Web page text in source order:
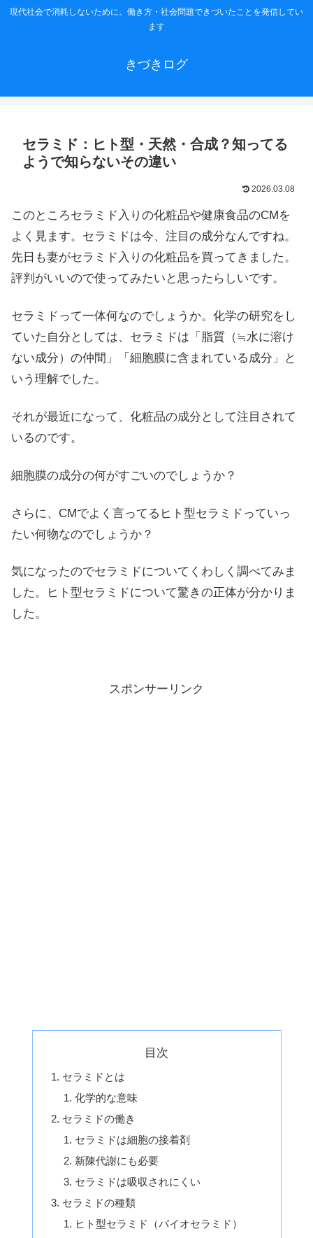
現代社会で消耗しないために。働き方・社会問題できづいたことを発信してい
ます
きづきログ
セラミド：ヒト型・天然・合成？知ってる
ようで知らないその違い
2026.03.08
このところセラミド入りの化粧品や健康食品のCMを
よく見ます。セラミドは今、注目の成分なんですね。
先日も妻がセラミド入りの化粧品を買ってきました。
評判がいいので使ってみたいと思ったらしいです。
セラミドって一体何なのでしょうか。化学の研究をし
ていた自分としては、セラミドは「脂質（≒水に溶け
ない成分）の仲間」「細胞膜に含まれている成分」と
いう理解でした。
それが最近になって、化粧品の成分として注目されて
いるのです。
細胞膜の成分の何がすごいのでしょうか？
さらに、CMでよく言ってるヒト型セラミドっていっ
たい何物なのでしょうか？
気になったのでセラミドについてくわしく調べてみま
した。ヒト型セラミドについて驚きの正体が分かりま
した。
スポンサーリンク
目次
セラミドとは
化学的な意味
セラミドの働き
セラミドは細胞の接着剤
新陳代謝にも必要
セラミドは吸収されにくい
セラミドの種類
ヒト型セラミド（バイオセラミド）